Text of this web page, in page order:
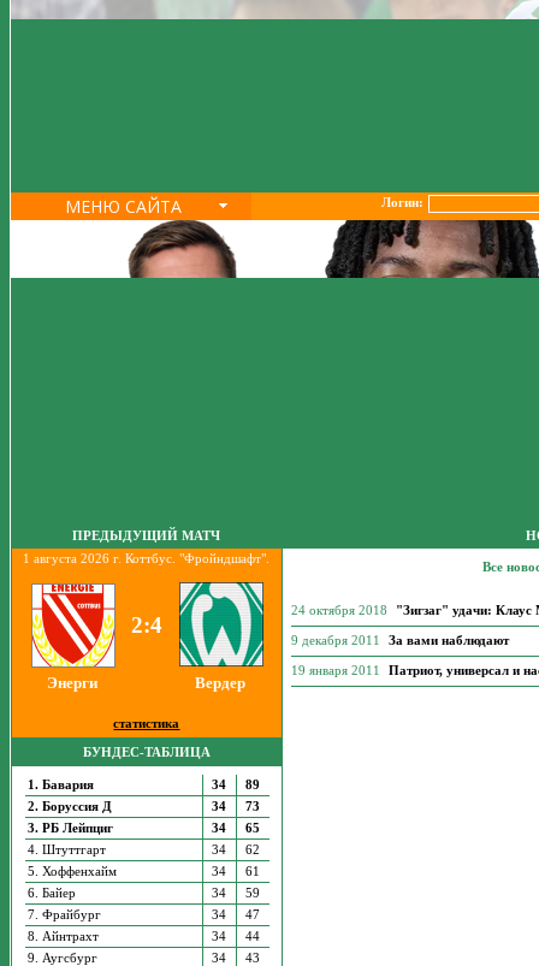
МЕНЮ САЙТА Логин:
ПРЕДЫДУЩИЙ МАТЧ
1 августа 2026 г. Коттбус. "Фройндшафт".
2:4
Энерги Вердер
статистика
БУНДЕС-ТАБЛИЦА
1. Бавария 34
89
2. Боруссия Д
34
73
3. РБ Лейпциг
34
65
4. Штуттгарт
34
62
5. Хоффенхайм
34
61
6. Байер
34
59
7. Фрайбург
34
47
8. Айнтрахт
34
44
9. Аугсбург
34 43
Все
24 октября 2018 "Зигзаг" удачи:
9 декабря 2011 За вами наблюдают
19 января 2011 Патриот, универсал и